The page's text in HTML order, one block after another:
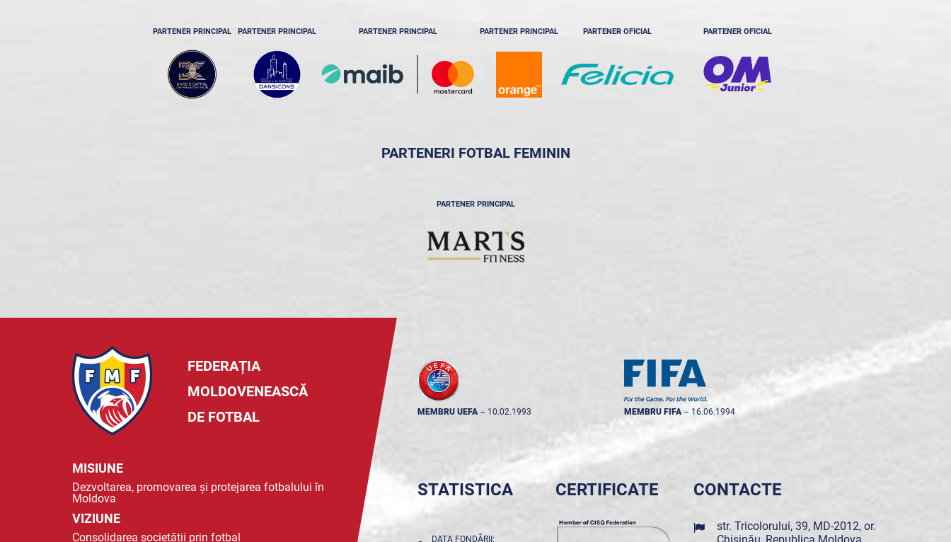
PARTENER PRINCIPAL PARTENER PRINCIPAL PARTENER PRINCIPAL PARTENER PRINCIPAL PARTENER OFICIAL PARTENER OFICIAL
PARTENERI FOTBAL FEMININ
PARTENER PRINCIPAL
FEDERAȚIA
MOLDOVENEASCĂ
DE FOTBAL
MISIUNE
Dezvoltarea, promovarea și protejarea fotbalului în
Moldova
VIZIUNE
Consolidarea societății prin fotbal
MEMBRU UEFA -- 10.02.1993 MEMBRU FIFA -- 16.06.1994
STATISTICA
DATA FONDĂRII:
CERTIFICATE CONTACTE
str. Tricolorului, 39, MD-2012, or.